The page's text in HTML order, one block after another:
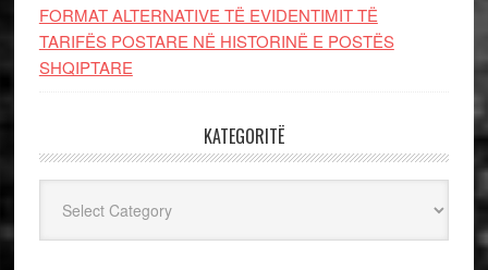
FORMAT ALTERNATIVE TË EVIDENTIMIT TË
TARIFËS POSTARE NË HISTORINË E POSTËS
SHQIPTARE
KATEGORITË